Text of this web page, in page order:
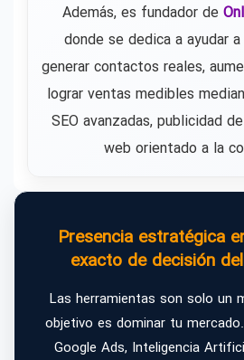
Además, es fundador de
donde se dedica a ayudar
generar contactos reales,
lograr ventas medibles
SEO avanzadas, publicidad
web orientado a la
Presencia estratégica
exacto de decisión
Las herramientas son solo un
objetivo es dominar tu
Google Ads, Inteligencia